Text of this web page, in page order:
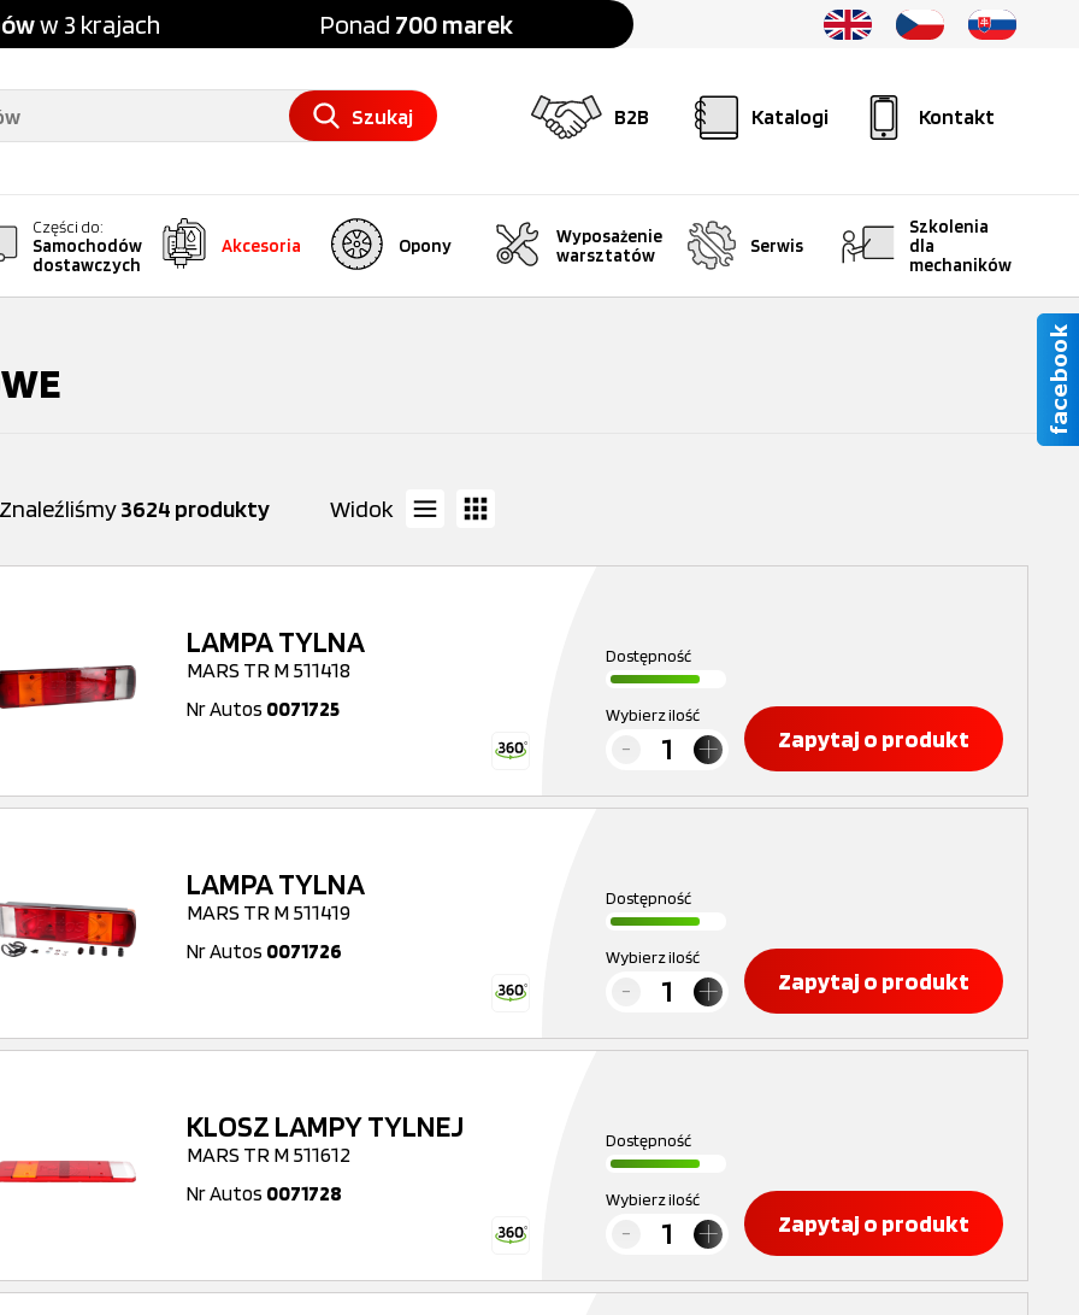
w 3 krajach Ponad 700 marek
B2B Katalogi Kontakt
Szukaj
Części do:
Samochodów
dostawczych
Akcesoria Opony
Wyposażenie
warsztatów
Serwis
Szkolenia
dla
mechaników
Znaleźliśmy3624 produkty Widok
LAMPA TYLNA
MARS TR M 511418
Nr Autos 0071725
Dostępność
Wybierz ilość
Zapytaj o produkt
LAMPA TYLNA
MARS TR M 511419
Nr Autos 0071726
Dostępność
Wybierz ilość
Zapytaj o produkt
KLOSZ LAMPY TYLNEJ
MARS TR M 511612
Nr Autos 0071728
Dostępność
Wybierz ilość
Zapytaj o produkt